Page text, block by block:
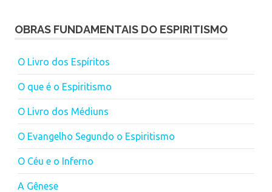
OBRAS FUNDAMENTAIS DO ESPIRITISMO
O Livro dos Espíritos
O que é o Espiritismo
O Livro dos Médiuns
O Evangelho Segundo o Espiritismo
O Céu e o Inferno
A Gênese